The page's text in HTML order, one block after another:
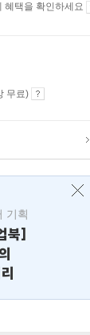
혜택을 확인하세요
무료)
기획
북]